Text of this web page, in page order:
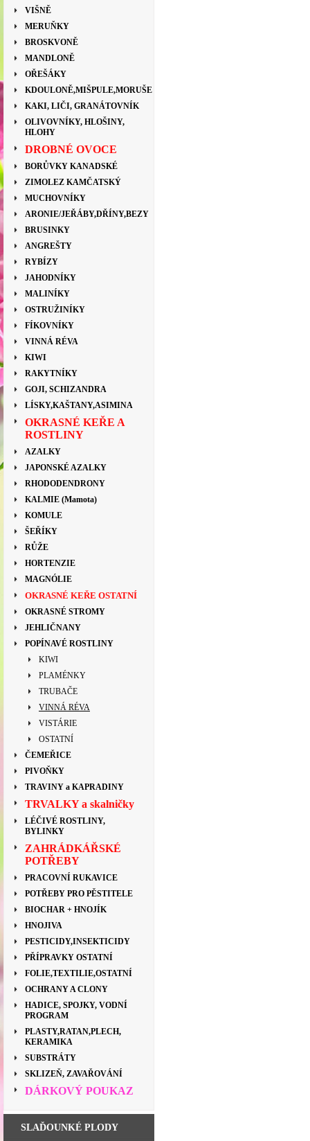
VIŠNĚ
MERUŇKY
BROSKVONĚ
MANDLONĚ
OŘEŠÁKY
KDOULONĚ,MIŠPULE,MORUŠE
KAKI, LIČI, GRANÁTOVNÍK
OLIVOVNÍKY, HLOŠINY,
HLOHY
DROBNÉ OVOCE
BORŮVKY KANADSKÉ
ZIMOLEZ KAMČATSKÝ
MUCHOVNÍKY
ARONIE/JEŘÁBY,DŘÍNY,BEZY
BRUSINKY
ANGREŠTY
RYBÍZY
JAHODNÍKY
MALINÍKY
OSTRUŽINÍKY
FÍKOVNÍKY
VINNÁ RÉVA
KIWI
RAKYTNÍKY
GOJI, SCHIZANDRA
LÍSKY,KAŠTANY,ASIMINA
OKRASNÉ KEŘE A
ROSTLINY
AZALKY
JAPONSKÉ AZALKY
RHODODENDRONY
KALMIE (Mamota)
KOMULE
ŠEŘÍKY
RŮŽE
HORTENZIE
MAGNÓLIE
OKRASNÉ KEŘE OSTATNÍ
OKRASNÉ STROMY
JEHLIČNANY
POPÍNAVÉ ROSTLINY
KIWI
PLAMÉNKY
TRUBAČE
VINNÁ RÉVA
VISTÁRIE
OSTATNÍ
ČEMEŘICE
PIVOŇKY
TRAVINY a KAPRADINY
TRVALKY a skalničky
LÉČIVÉ ROSTLINY,
BYLINKY
ZAHRÁDKÁŘSKÉ
POTŘEBY
PRACOVNÍ RUKAVICE
POTŘEBY PRO PĚSTITELE
BIOCHAR + HNOJÍK
HNOJIVA
PESTICIDY,INSEKTICIDY
PŘÍPRAVKY OSTATNÍ
FOLIE,TEXTILIE,OSTATNÍ
OCHRANY A CLONY
HADICE, SPOJKY, VODNÍ
PROGRAM
PLASTY,RATAN,PLECH,
KERAMIKA
SUBSTRÁTY
SKLIZEŇ, ZAVAŘOVÁNÍ
DÁRKOVÝ POUKAZ
SLAĎOUNKÉ PLODY